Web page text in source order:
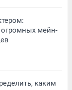
мейн-
каким